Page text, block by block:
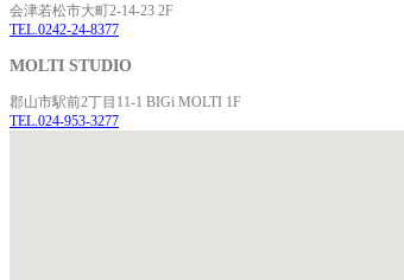
会津若松市大町2-14-23 2F
TEL.0242-24-8377
MOLTI STUDIO
郡山市駅前2丁目11-1 BIGi MOLTI 1F
TEL.024-953-3277